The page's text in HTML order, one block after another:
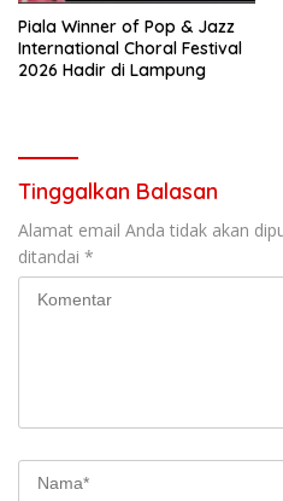
Piala Winner of Pop & Jazz
International Choral Festival
2026 Hadir di Lampung
Tinggalkan Balasan
Alamat email Anda tidak akan
ditandai *